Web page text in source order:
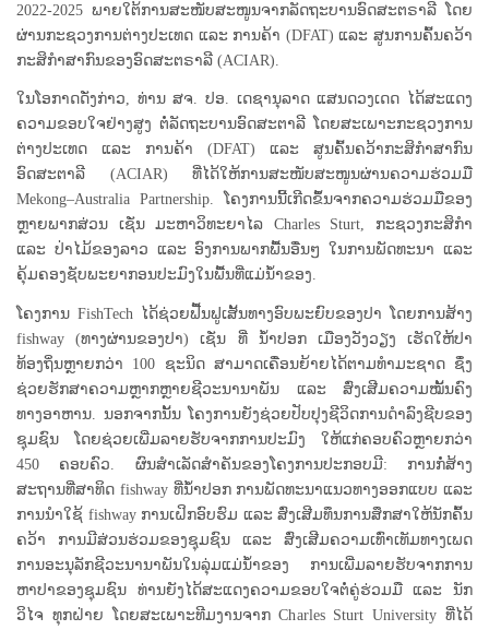
2022-2025 ພາຍໃຕ້ການສະໜັບສະໜູນຈາກລັດຖະບານອົດສະຕຣາລີ ໂດຍ
ຜ່ານກະຊວງການຕ່າງປະເທດ ແລະ ການຄ້າ (DFAT) ແລະ ສູນການຄົ້ນຄວ້າ
ກະສິກຳສາກົນຂອງອົດສະຕຣາລີ (ACIAR).
ໃນໂອກາດດັ່ງກ່າວ, ທ່ານ ສຈ. ປອ. ເດຊານຸລາດ ແສນດວງເດດ ໄດ້ສະແດງ
ຄວາມຂອບໃຈຢ່າງສູງ ຕໍ່ລັດຖະບານອົດສະຕາລີ ໂດຍສະເພາະກະຊວງການ
ຕ່າງປະເທດ ແລະ ການຄ້າ (DFAT) ແລະ ສູນຄົ້ນຄວ້າກະສິກຳສາກົນ
ອົດສະຕາລີ (ACIAR) ທີ່ໄດ້ໃຫ້ການສະໜັບສະໜູນຜ່ານຄວາມຮ່ວມມື
Mekong–Australia Partnership. ໂຄງການນີ້ເກີດຂຶ້ນຈາກຄວາມຮ່ວມມືຂອງ
ຫຼາຍພາກສ່ວນ ເຊັ່ນ ມະຫາວິທະຍາໄລ Charles Sturt, ກະຊວງກະສິກຳ
ແລະ ປ່າໄມ້ຂອງລາວ ແລະ ອົງການພາກພື້ນອື່ນໆ ໃນການພັດທະນາ ແລະ
ຄຸ້ມຄອງຊັບພະຍາກອນປະມົງໃນພື້ນທີ່ແມ່ນ້ຳຂອງ.
ໂຄງການ FishTech ໄດ້ຊ່ວຍຟື້ນຟູເສັ້ນທາງອົບພະຍົບຂອງປາ ໂດຍການສ້າງ
fishway (ທາງຜ່ານຂອງປາ) ເຊັ່ນ ທີ່ ນ້ຳປອກ ເມືອງວັງວຽງ ເຮັດໃຫ້ປາ
ທ້ອງຖິ່ນຫຼາຍກວ່າ 100 ຊະນິດ ສາມາດເຄື່ອນຍ້າຍໄດ້ຕາມທຳມະຊາດ ຊຶ່ງ
ຊ່ວຍຮັກສາຄວາມຫຼາກຫຼາຍຊີວະນານາພັນ ແລະ ສົ່ງເສີມຄວາມໝັ້ນຄົງ
ທາງອາຫານ. ນອກຈາກນັ້ນ ໂຄງການຍັງຊ່ວຍປັບປຸງຊີວິດການດຳລົງຊີບຂອງ
ຊຸມຊົນ ໂດຍຊ່ວຍເພີ່ມລາຍຮັບຈາກການປະມົງ ໃຫ້ແກ່ຄອບຄົວຫຼາຍກວ່າ
450 ຄອບຄົວ. ຜົນສຳເລັດສຳຄັນຂອງໂຄງການປະກອບມີ: ການກໍ່ສ້າງ
ສະຖານທີ່ສາທິດ fishway ທີ່ນ້ຳປອກ ການພັດທະນາແນວທາງອອກແບບ ແລະ
ການນຳໃຊ້ fishway ການເຝິກອົບຮົມ ແລະ ສົ່ງເສີມທຶນການສຶກສາໃຫ້ນັກຄົ້ນ
ຄວ້າ ການມີສ່ວນຮ່ວມຂອງຊຸມຊົນ ແລະ ສົ່ງເສີມຄວາມເທົ່າເທັມທາງເພດ
ການອະນຸລັກຊີວະນານາພັນໃນລຸ່ມແມ່ນ້ຳຂອງ ການເພີ່ມລາຍຮັບຈາກການ
ຫາປາຂອງຊຸມຊົນ ທ່ານຍັງໄດ້ສະແດງຄວາມຂອບໃຈຕໍ່ຄູ່ຮ່ວມມື ແລະ ນັກ
ວິໄຈ ທຸກຝ່າຍ ໂດຍສະເພາະທີມງານຈາກ Charles Sturt University ທີ່ໄດ້